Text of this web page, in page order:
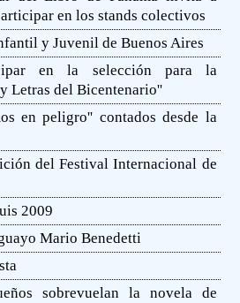
en los stands colectivos
y Juvenil de Buenos Aires
en la selección para la
Letras del Bicentenario''
en peligro'' contados desde la
del Festival Internacional de
2009
Mario Benedetti
sobrevuelan la novela de